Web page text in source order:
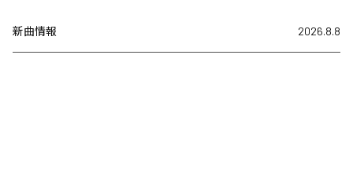
新曲情報 2026.8.8